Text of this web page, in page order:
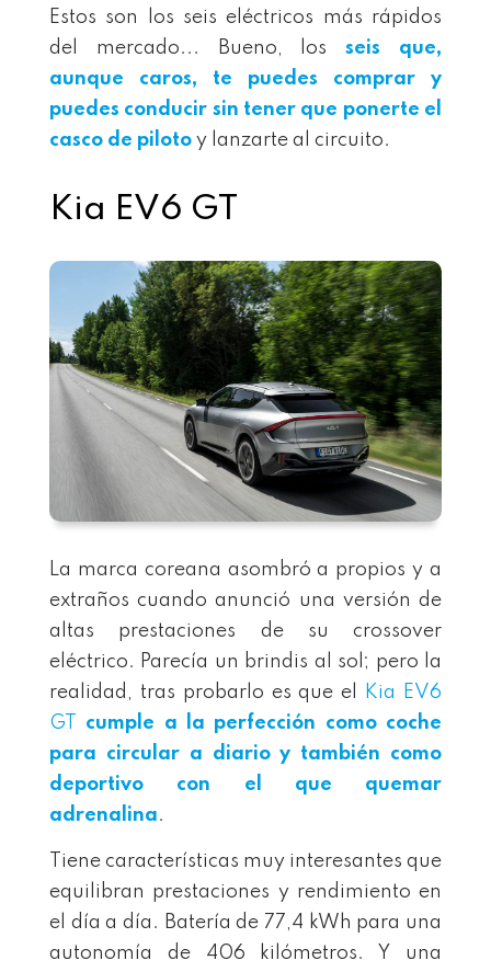
Estos son los seis eléctricos más rápidos
del mercado... Bueno, losseis que,
aunque caros, te puedes comprar y
puedes conducir sin tener que ponerte el
casco de piloto y lanzarte al circuito.
Kia EV6 GT
La marca coreana asombró a propios y a
extraños cuando anunció una versión de
altas prestaciones de su crossover
eléctrico. Parecía un brindis al sol; pero la
realidad, tras probarlo es que el
Kia EV6
GT
cumple a la perfección como coche
para circular a diario y también como
deportivo con el que quemar
adrenalina.
Tiene características muy interesantes que
equilibran prestaciones y rendimiento en
el día a día. Batería de 77,4 kWh para una
autonomía de 406 kilómetros. Y una